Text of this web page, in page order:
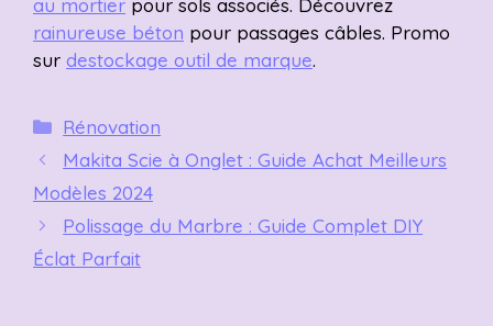
au mortier pour sols associés. Découvrez
rainureuse béton pour passages câbles. Promo
sur destockage outil de marque.
Catégories
Rénovation
Makita Scie à Onglet : Guide Achat Meilleurs
Modèles 2024
Polissage du Marbre : Guide Complet DIY
Éclat Parfait